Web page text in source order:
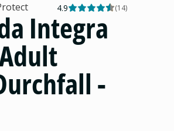
4.9 (14)
Integra
-